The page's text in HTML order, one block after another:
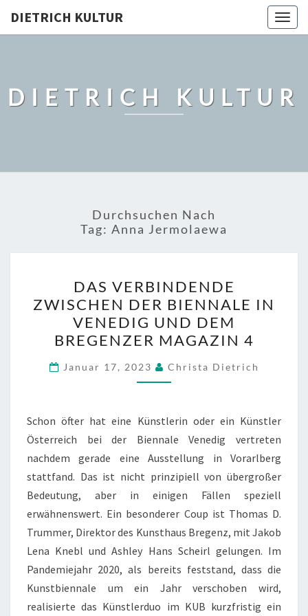
DIETRICH KULTUR
DIETRICH KULTUR
Durchsuchen Nach
Tag: Anna Jermolaewa
VERBINDENDE
ZWISCHEN
DER
BIENNALE
IN
VENEDIG
DEM
BREGENZER
MAGAZIN
4
DAS VERBINDENDE
ZWISCHEN DER BIENNALE IN
VENEDIG UND DEM
BREGENZER MAGAZIN 4
Januar 17, 2023 Christa Dietrich
Schon öfter hat eine Künstlerin oder ein Künstler
Österreich bei der Biennale Venedig vertreten
nachdem gerade eine Ausstellung in Vorarlberg
stattfand. Das ist nicht prinzipiell von übergroßer
Bedeutung, aber in einigen Fällen speziell
erwähnenswert. Ein besonderer Coup ist Thomas D.
Trummer, Direktor des Kunsthaus Bregenz, mit Jakob
Lena Knebl und Ashley Hans Scheirl gelungen. Im
Pandemiejahr 2020, als bereits feststand, dass die
Kunstbiennale um ein Jahr verschoben wird,
realisierte das Künstlerduo im KUB kurzfristig ein